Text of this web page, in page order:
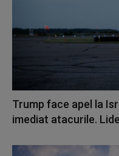
Trump face apel la
imediat atacurile.